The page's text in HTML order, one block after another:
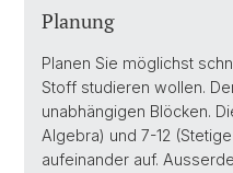
Planung
Planen Sie möglichst
Stoff studieren wollen.
unabhängigen Blöcken.
Algebra) und 7-12
aufeinander auf.